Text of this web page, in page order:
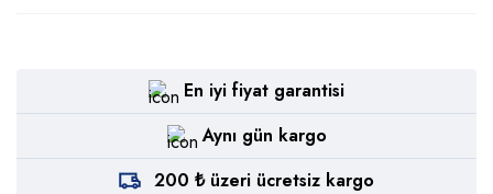
En iyi fiyat garantisi
Aynı gün kargo
200 ₺ üzeri ücretsiz kargo